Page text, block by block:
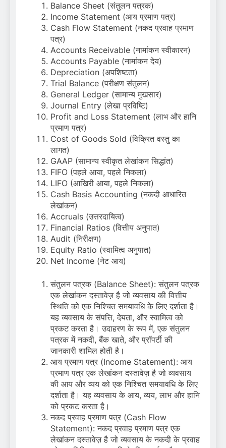
Balance Sheet (संतुलन पत्रक)
Income Statement (आय प्रमाण पत्र)
Cash Flow Statement (नकद प्रवाह प्रमाण
पत्र)
Accounts Receivable (नामांकन स्वीकारन)
Accounts Payable (नामांकन देय)
Depreciation (अपशिष्टता)
Trial Balance (परीक्षण संतुलन)
General Ledger (सामान्य मुखसार)
Journal Entry (लेखा प्रविष्टि)
Profit and Loss Statement (लाभ और हानि
प्रमाण पत्र)
Cost of Goods Sold (विक्रित वस्तु का
लागत)
GAAP (सामान्य स्वीकृत लेखांकन सिद्धांत)
FIFO (पहले आया, पहले निकला)
LIFO (आखिरी आया, पहले निकला)
Cash Basis Accounting (नकदी आधारित
लेखांकन)
Accruals (उत्तरदायित्व)
Financial Ratios (वित्तीय अनुपात)
Audit (निरीक्षण)
Equity Ratio (स्वामित्व अनुपात)
Net Income (नेट आय)
संतुलन पत्रक (Balance Sheet): संतुलन पत्रक
एक लेखांकन दस्तावेज़ है जो व्यवसाय की वित्तीय
स्थिति को एक निश्चित समयावधि के लिए दर्शाता है।
यह व्यवसाय के संपत्ति, देयता, और स्वामित्व को
प्रकट करता है। उदाहरण के रूप में, एक संतुलन
पत्रक में नकदी, बैंक खाते, और प्रॉपर्टी की
जानकारी शामिल होती है।
आय प्रमाण पत्र (Income Statement): आय
प्रमाण पत्र एक लेखांकन दस्तावेज़ है जो व्यवसाय
की आय और व्यय को एक निश्चित समयावधि के लिए
दर्शाता है। यह व्यवसाय के आय, व्यय, लाभ और हानि
को प्रकट करता है।
नकद प्रवाह प्रमाण पत्र (Cash Flow
Statement): नकद प्रवाह प्रमाण पत्र एक
लेखांकन दस्तावेज़ है जो व्यवसाय के नकदी के प्रवाह